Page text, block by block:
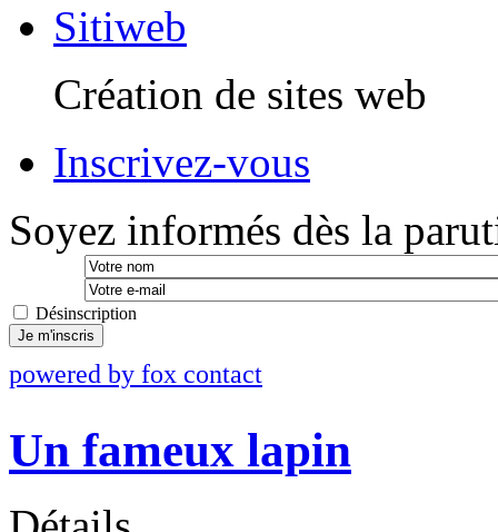
Sitiweb
Création de sites web
Inscrivez-vous
Soyez informés dès la
Désinscription
Je m'inscris
powered by fox contact
Un fameux lapin